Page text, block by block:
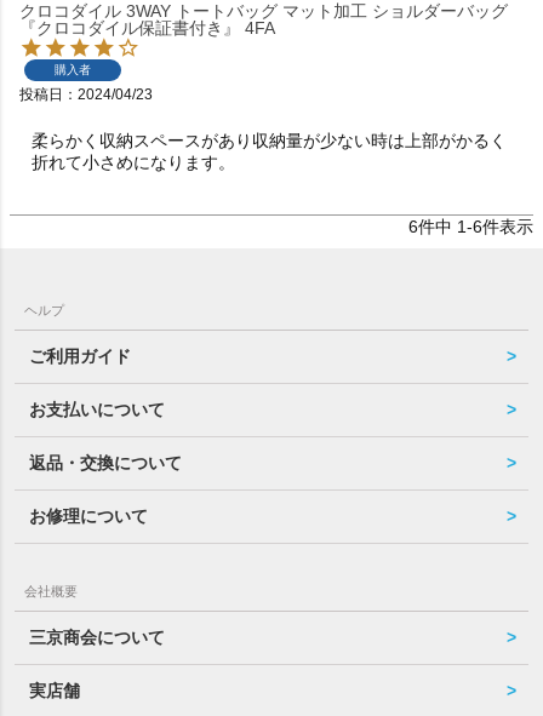
クロコダイル 3WAY トートバッグ マット加工 ショルダーバッグ
『クロコダイル保証書付き』 4FA
購入者
投稿日 2024/04/23
柔らかく収納スペースがあり収納量が少ない時は上部がかるく
6件中 1-6件表示
ヘルプ
ご利用ガイド
お支払いについて
返品・交換について
お修理について
会社概要
三京商会について
実店舗